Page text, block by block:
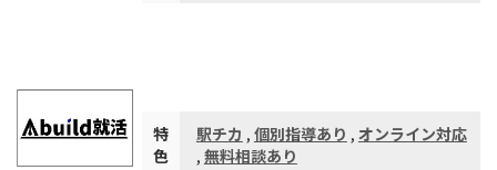
特
色
駅チカ , 個別指導あり , オンライン対応
, 無料相談あり